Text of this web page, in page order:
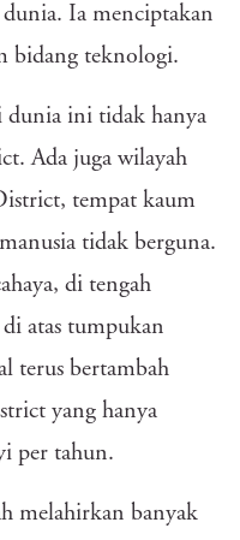
Ia menciptakan
bidang teknologi.
dunia ini tidak hanya
Ada juga wilayah
tempat kaum
tidak berguna.
di tengah
atas tumpukan
terus bertambah
yang hanya
per tahun.
melahirkan banyak